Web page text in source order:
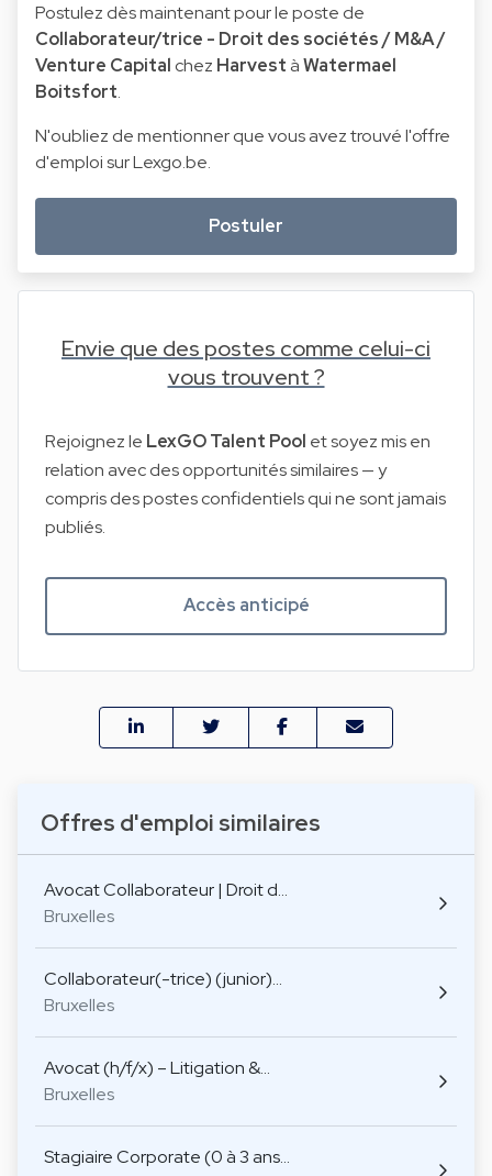
Offres d'emploi similaires
Avocat Collaborateur | Droit d…
Bruxelles
Collaborateur(-trice) (junior)…
Bruxelles
Avocat (h/f/x) – Litigation &…
Bruxelles
Stagiaire Corporate (0 à 3 ans…
Postulez dès maintenant pour le poste de
Collaborateur/trice - Droit des sociétés / M&A /
Venture Capital chez Harvest àWatermael
Boitsfort.
N'oubliez de mentionner que vous avez trouvé l'offre
d'emploi sur Lexgo.be.
Postuler
Envie que des postes comme celui-ci
vous trouvent ?
Rejoignez le LexGO Talent Pool et soyez mis en
relation avec des opportunités similaires — y
compris des postes confidentiels qui ne sont jamais
publiés.
Accès anticipé